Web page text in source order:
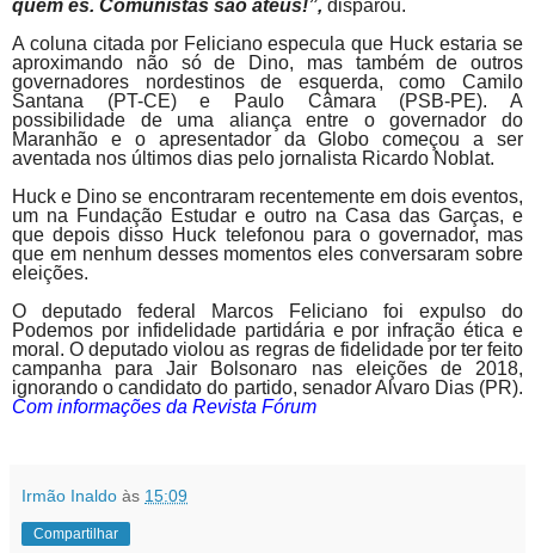
quem és. Comunistas são ateus!”, disparou.
A coluna citada por Feliciano especula que Huck estaria se
aproximando não só de Dino, mas também de outros
governadores nordestinos de esquerda, como Camilo
Santana (PT-CE) e Paulo Câmara (PSB-PE). A
possibilidade de uma aliança entre o governador do
Maranhão e o apresentador da Globo começou a ser
aventada nos últimos dias pelo jornalista Ricardo Noblat.
Huck e Dino se encontraram recentemente em dois eventos,
um na Fundação Estudar e outro na Casa das Garças, e
que depois disso Huck telefonou para o governador, mas
que em nenhum desses momentos eles conversaram sobre
eleições.
O deputado federal Marcos Feliciano foi expulso do
Podemos por infidelidade partidária e por infração ética e
moral. O deputado violou as regras de fidelidade por ter feito
campanha para Jair Bolsonaro nas eleições de 2018,
ignorando o candidato do partido, senador Alvaro Dias (PR).
Com informações da Revista Fórum
Irmão Inaldo às 15:09
Compartilhar